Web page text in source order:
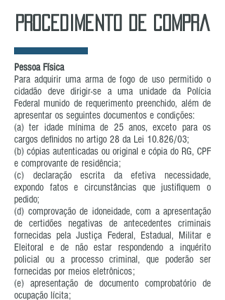
procedimento de compra
Pessoa Física
Para adquirir uma arma de fogo de uso permitido o
cidadão deve dirigir-se a uma unidade da Polícia
Federal munido de requerimento preenchido, além de
apresentar os seguintes documentos e condições:
(a) ter idade mínima de 25 anos, exceto para os
cargos definidos no artigo 28 da Lei 10.826/03;
(b) cópias autenticadas ou original e cópia do RG, CPF
e comprovante de residência;
(c) declaração escrita da efetiva necessidade,
expondo fatos e circunstâncias que justifiquem o
pedido;
(d) comprovação de idoneidade, com a apresentação
de certidões negativas de antecedentes criminais
fornecidas pela Justiça Federal, Estadual, Militar e
Eleitoral e de não estar respondendo a inquérito
policial ou a processo criminal, que poderão ser
fornecidas por meios eletrônicos;
(e) apresentação de documento comprobatório de
ocupação lícita;